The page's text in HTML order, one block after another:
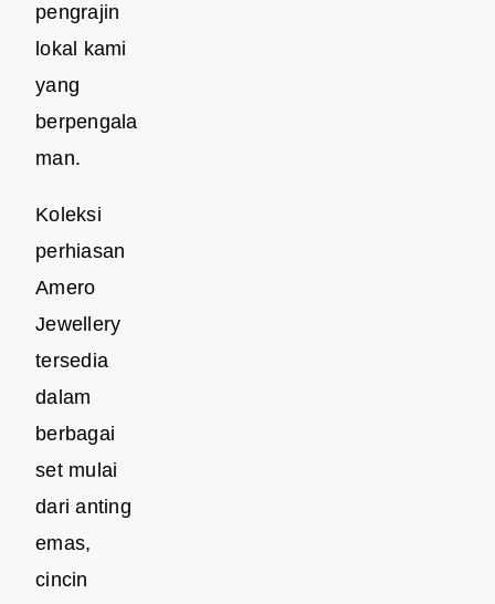
pengrajin
lokal kami
yang
berpengala
man.
Koleksi
perhiasan
Amero
Jewellery
tersedia
dalam
berbagai
set mulai
dari anting
emas,
cincin